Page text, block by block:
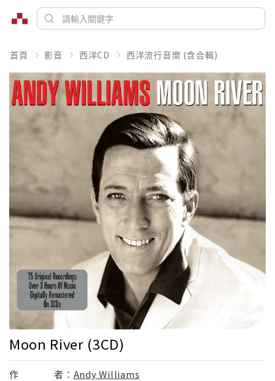
首頁 影音 西洋CD 西洋流行音樂 (含合輯)
Moon River (3CD)
作 者： Andy Williams